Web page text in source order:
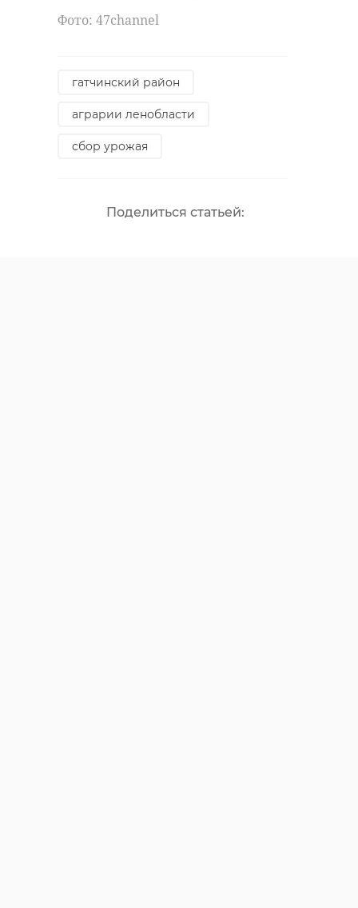
Фото: 47channel
гатчинский район
аграрии ленобласти
сбор урожая
Поделиться статьей: